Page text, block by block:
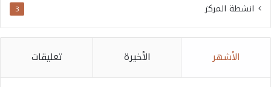
انشطة المركز 3
الأشهر الأخيرة تعليقات